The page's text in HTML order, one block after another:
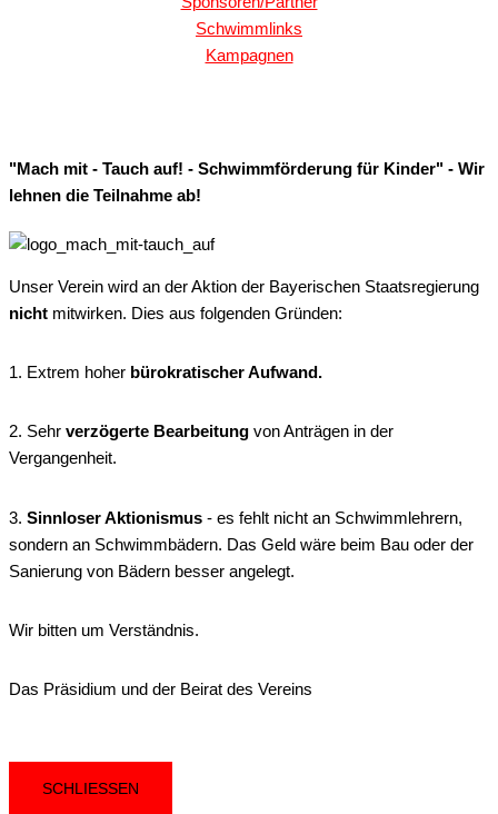
Schwimmlinks
Kampagnen
"Mach mit - Tauch auf! - Schwimmförderung für Kinder" - Wir
lehnen die Teilnahme ab!
Unser Verein wird an der Aktion der Bayerischen Staatsregierung
nicht mitwirken. Dies aus folgenden Gründen:
1. Extrem hoher bürokratischer Aufwand.
2. Sehr verzögerte Bearbeitung von Anträgen in der
Vergangenheit.
3. Sinnloser Aktionismus - es fehlt nicht an Schwimmlehrern,
sondern an Schwimmbädern. Das Geld wäre beim Bau oder der
Sanierung von Bädern besser angelegt.
Wir bitten um Verständnis.
Das Präsidium und der Beirat des Vereins
SCHLIESSEN